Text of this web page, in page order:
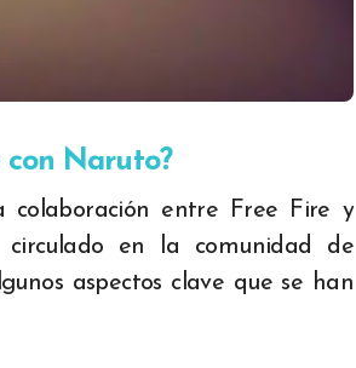
con Naruto?
colaboración entre Free Fire y
circulado en la comunidad de
aspectos clave que se han